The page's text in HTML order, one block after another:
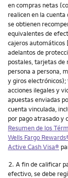
en compras netas
realicen en la cuenta
se obtienen
equivalentes de
cajeros automáticos
adelantos de
postales, tarjetas de
persona a persona,
y giros electrónicos);
acciones ilegales y
apuestas enviadas
cuenta vinculada,
por pago atrasado y
Resumen de los
Wells Fargo Rewards
Active Cash Visa®
Nota
2. A fin de calificar
efectivo, se debe